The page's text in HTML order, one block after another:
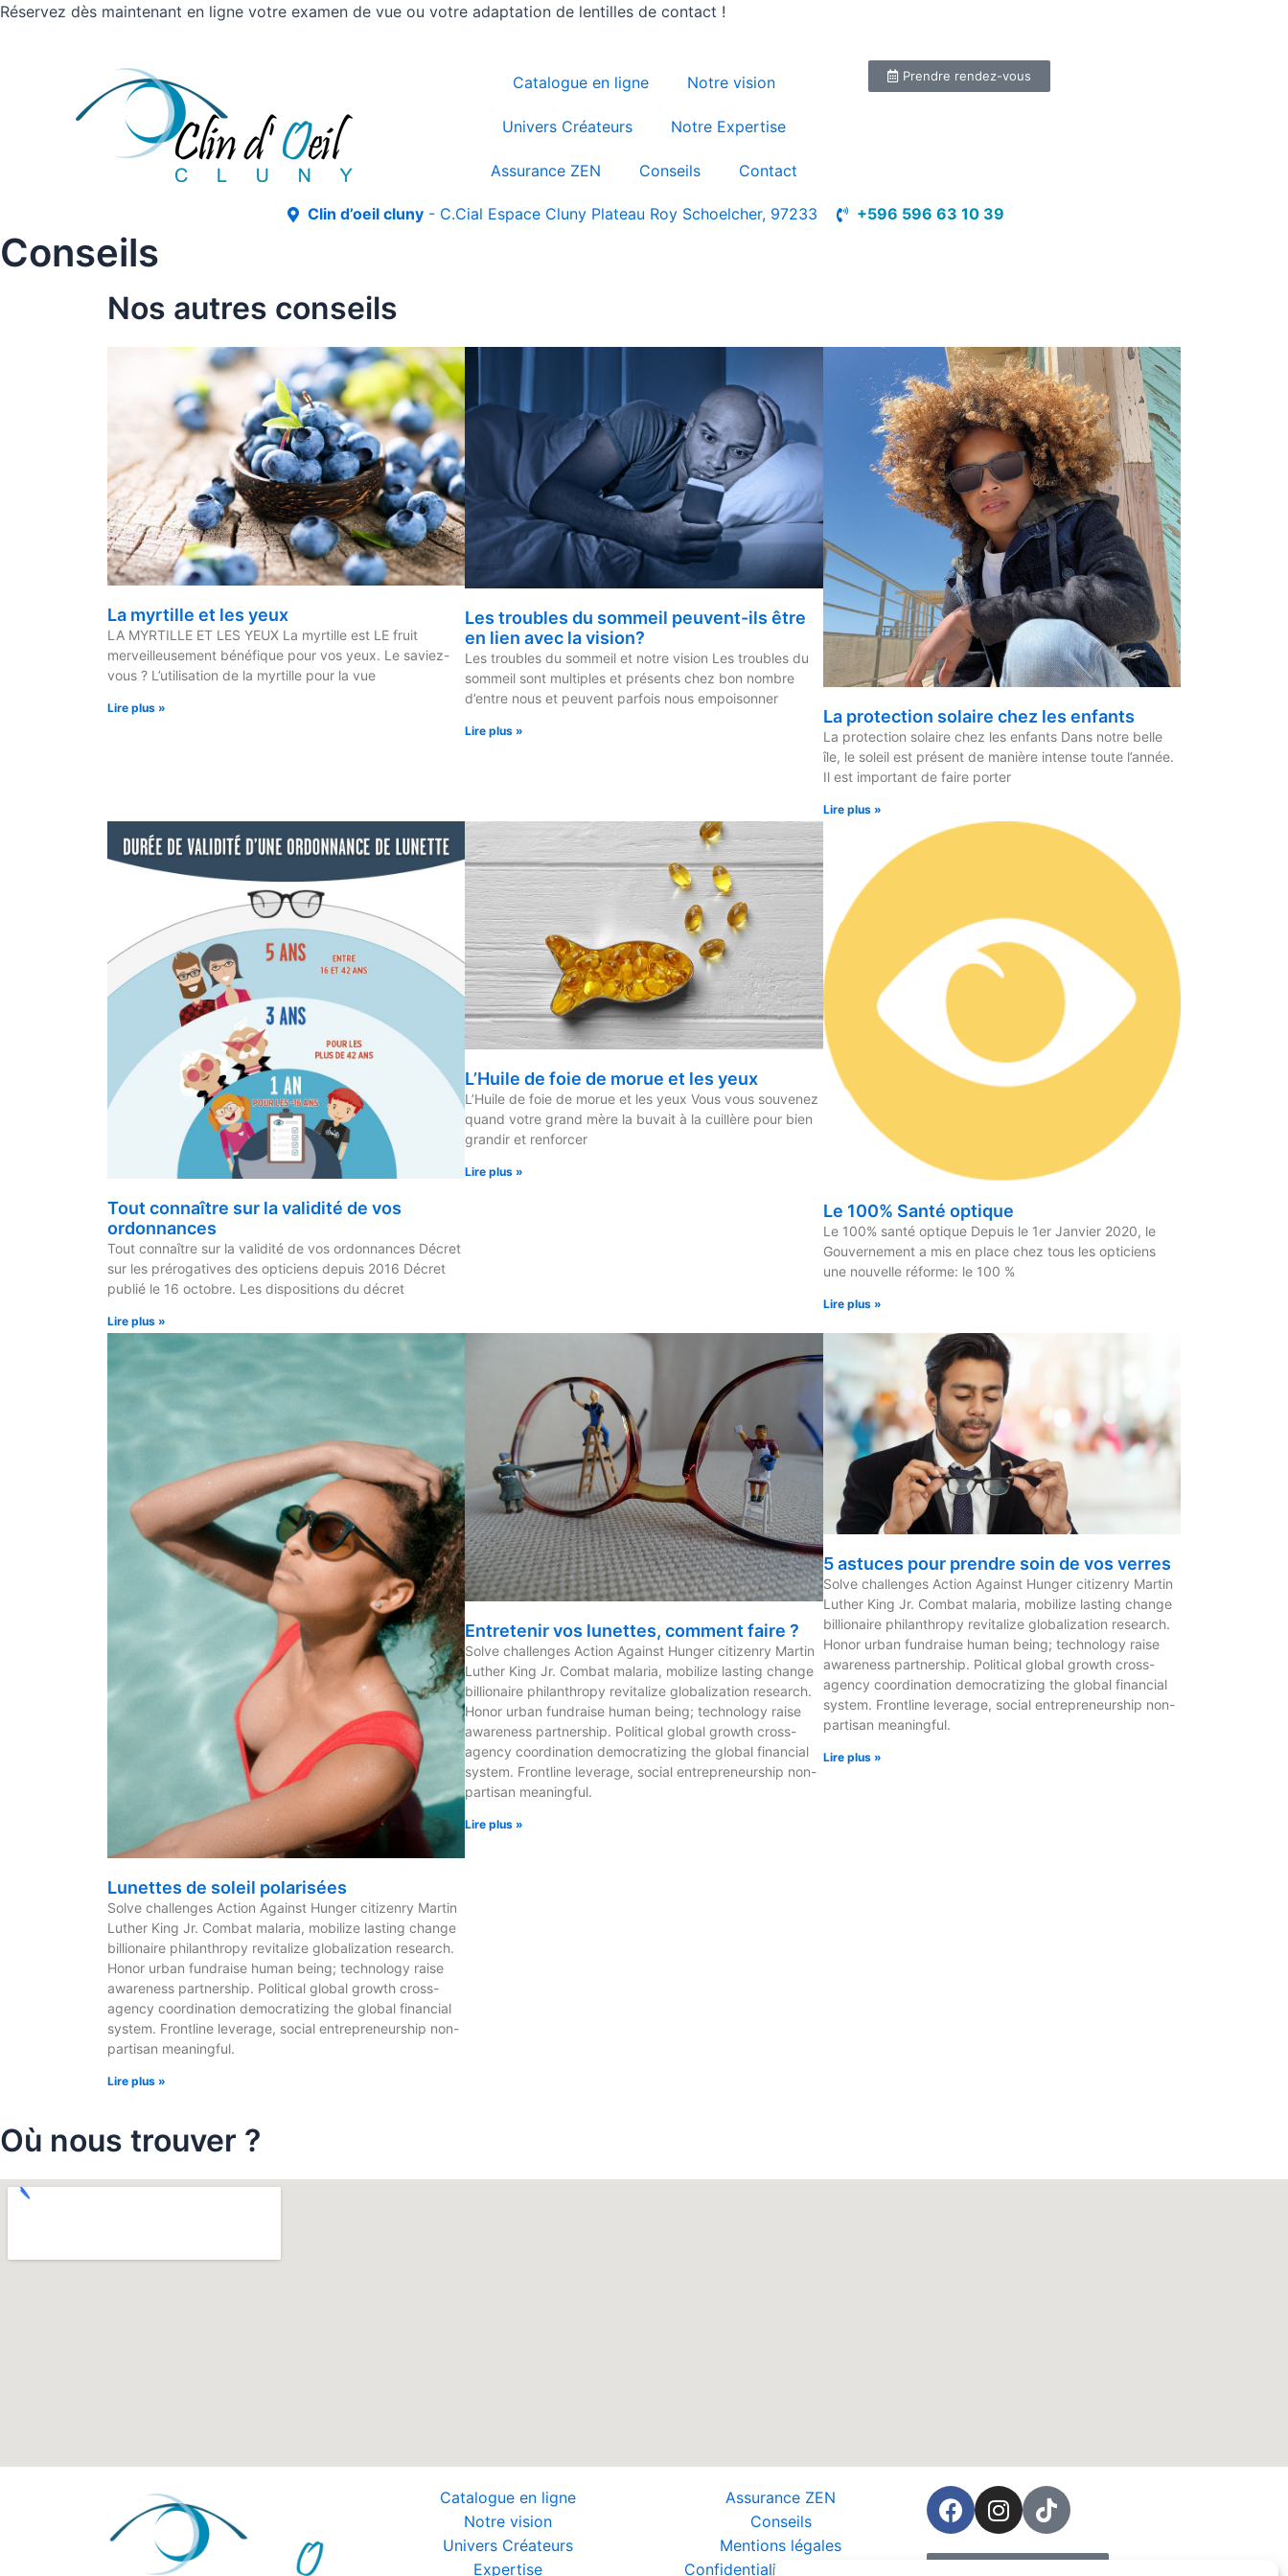
Réservez dès maintenant en ligne votre examen de vue ou votre adaptation de lentilles de contact !
Catalogue en ligne Notre vision
Univers Créateurs Notre Expertise
Assurance ZEN Conseils Contact
Prendre rendez-vous
Clin d’oeil cluny - C.Cial Espace Cluny Plateau Roy Schoelcher, 97233 +596 596 63 10 39
Conseils
Nos autres conseils
La myrtille et les yeux
LA MYRTILLE ET LES YEUX La myrtille est LE fruit
merveilleusement bénéfique pour vos yeux. Le saviez-
vous ? L’utilisation de la myrtille pour la vue
Lire plus »
Les troubles du sommeil peuvent-ils être
en lien avec la vision?
Les troubles du sommeil et notre vision Les troubles du
sommeil sont multiples et présents chez bon nombre
d’entre nous et peuvent parfois nous empoisonner
Lire plus »
La protection solaire chez les enfants
La protection solaire chez les enfants Dans notre belle
île, le soleil est présent de manière intense toute l’année.
Il est important de faire porter
Lire plus »
Tout connaître sur la validité de vos
ordonnances
Tout connaître sur la validité de vos ordonnances Décret
sur les prérogatives des opticiens depuis 2016 Décret
publié le 16 octobre. Les dispositions du décret
Lire plus »
L’Huile de foie de morue et les yeux
L’Huile de foie de morue et les yeux Vous vous souvenez
quand votre grand mère la buvait à la cuillère pour bien
grandir et renforcer
Lire plus »
Le 100% Santé optique
Le 100% santé optique Depuis le 1er Janvier 2020, le
Gouvernement a mis en place chez tous les opticiens
une nouvelle réforme: le 100 %
Lire plus »
Lunettes de soleil polarisées
Solve challenges Action Against Hunger citizenry Martin
Luther King Jr. Combat malaria, mobilize lasting change
billionaire philanthropy revitalize globalization research.
Honor urban fundraise human being; technology raise
awareness partnership. Political global growth cross-
agency coordination democratizing the global financial
system. Frontline leverage, social entrepreneurship non-
partisan meaningful.
Lire plus »
Entretenir vos lunettes, comment faire ?
Solve challenges Action Against Hunger citizenry Martin
Luther King Jr. Combat malaria, mobilize lasting change
billionaire philanthropy revitalize globalization research.
Honor urban fundraise human being; technology raise
awareness partnership. Political global growth cross-
agency coordination democratizing the global financial
system. Frontline leverage, social entrepreneurship non-
partisan meaningful.
Lire plus »
5 astuces pour prendre soin de vos verres
Solve challenges Action Against Hunger citizenry Martin
Luther King Jr. Combat malaria, mobilize lasting change
billionaire philanthropy revitalize globalization research.
Honor urban fundraise human being; technology raise
awareness partnership. Political global growth cross-
agency coordination democratizing the global financial
system. Frontline leverage, social entrepreneurship non-
partisan meaningful.
Lire plus »
Où nous trouver ?
Catalogue en ligne
Notre vision
Univers Créateurs
Expertise
Assurance ZEN
Conseils
Mentions légales
Confidentialité et Données